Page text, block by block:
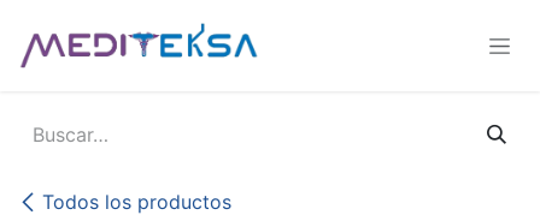
Todos los productos